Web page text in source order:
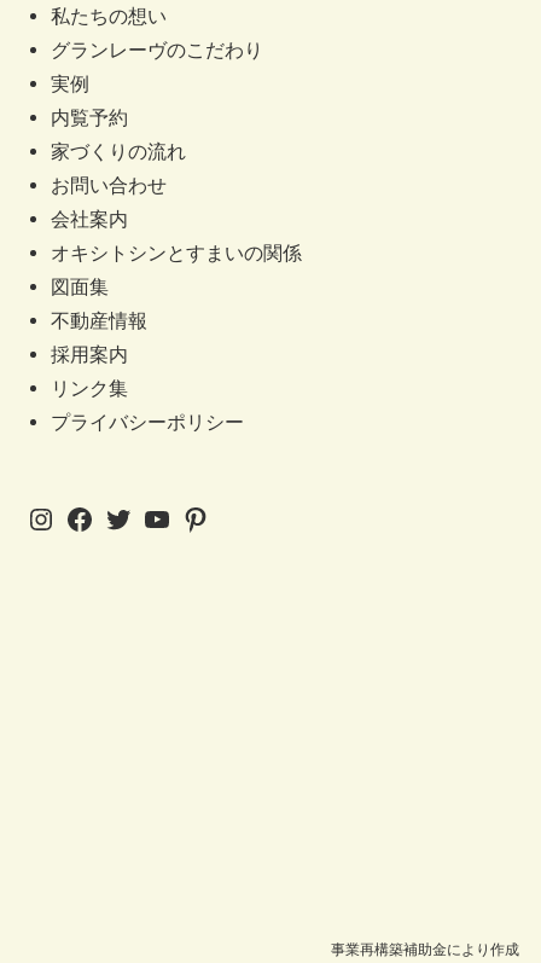
私たちの想い
グランレーヴのこだわり
実例
内覧予約
家づくりの流れ
お問い合わせ
会社案内
オキシトシンとすまいの関係
図面集
不動産情報
採用案内
リンク集
プライバシーポリシー
Instagram
Facebook
Twitter
YouTube
Pinterest
事業再構築補助金により作成